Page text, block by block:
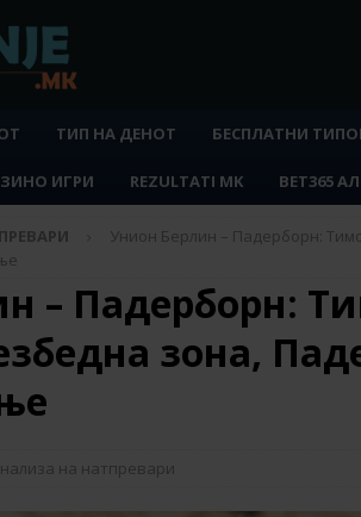
ТИП НА ДЕНОТ БЕСПЛАТНИ
ИГРИ REZULTATI MK BET365
Унион Берлин – Падерборн:
– Падерборн:
зона,
на натпревари